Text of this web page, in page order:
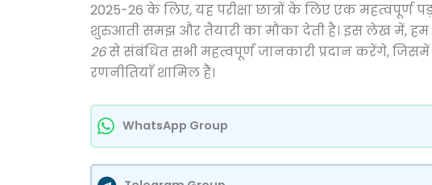
2025-26 के लिए, यह परीक्षा छात्रों के लिए एक महत्वपूर्ण
शुरुआती समझ और तैयारी का मौका देती है। इस लेख में,
26से संबंधित सभी महत्वपूर्ण जानकारी प्रदान करेंगे,
रणनीतियाँ शामिल हैं।
WhatsApp Group